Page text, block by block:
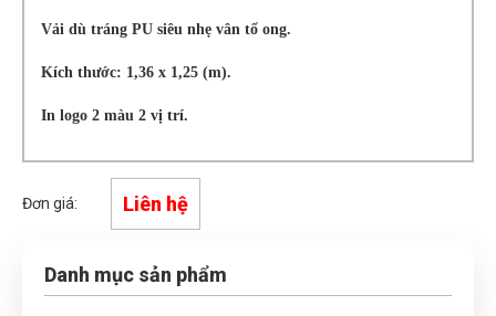
Vải dù tráng PU siêu nhẹ vân tổ ong.
Kích thước: 1,36 x 1,25 (m).
In logo 2 màu 2 vị trí.
Đơn giá: Liên hệ
Danh mục sản phẩm